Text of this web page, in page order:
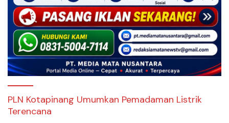
PLN Kotapinang Umumkan Pemadaman Listrik
Terencana